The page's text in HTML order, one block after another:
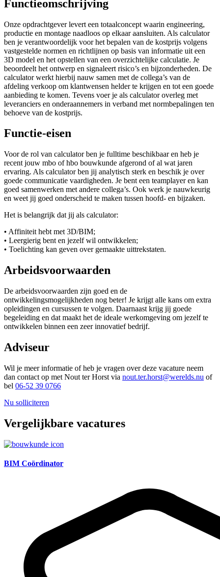
Functieomschrijving
Onze opdrachtgever levert een totaalconcept waarin engineering,
productie en montage naadloos op elkaar aansluiten. Als calculator
ben je verantwoordelijk voor het bepalen van de kostprijs volgens
vastgestelde normen en richtlijnen op basis van informatie uit een
3D model en het opstellen van een overzichtelijke calculatie. Je
beoordeelt het ontwerp en signaleert risico’s en bijzonderheden. De
calculator werkt hierbij nauw samen met de collega’s van de
afdeling verkoop om klantwensen helder te krijgen en tot een goede
aanbieding te komen. Tevens voer je als calculator overleg met
leveranciers en onderaannemers in verband met normbepalingen ten
behoeve van de kostprijs.
Functie-eisen
Voor de rol van calculator ben je fulltime beschikbaar en heb je
recent jouw mbo of hbo bouwkunde afgerond of al wat jaren
ervaring. Als calculator ben jij analytisch sterk en beschik je over
goede communicatie vaardigheden. Je bent een teamplayer en kan
goed samenwerken met andere collega’s. Ook werk je nauwkeurig
en weet jij goed onderscheid te maken tussen hoofd- en bijzaken.
Het is belangrijk dat jij als calculator:
• Affiniteit hebt met 3D/BIM;
• Leergierig bent en jezelf wil ontwikkelen;
• Toelichting kan geven over gemaakte uittrekstaten.
Arbeidsvoorwaarden
De arbeidsvoorwaarden zijn goed en de
ontwikkelingsmogelijkheden nog beter! Je krijgt alle kans om extra
opleidingen en cursussen te volgen. Daarnaast krijg jij goede
begeleiding en dat maakt het de ideale werkomgeving om jezelf te
ontwikkelen binnen een zeer innovatief bedrijf.
Adviseur
Wil je meer informatie of heb je vragen over deze vacature neem
dan contact op met Nout ter Horst via nout.ter.horst@werelds.nu of
bel 06-52 39 0766
Nu solliciteren
Vergelijkbare vacatures
BIM Coördinator